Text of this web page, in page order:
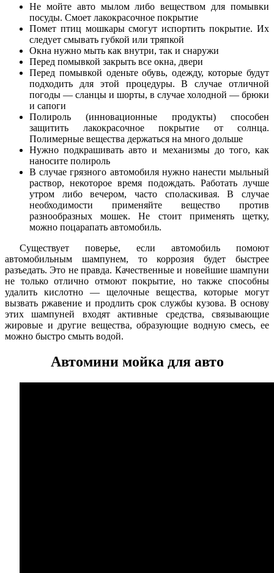
Не мойте авто мылом либо веществом для помывки
посуды. Смоет лакокрасочное покрытие
Помет птиц мошкары смогут испортить покрытие. Их
следует смывать губкой или тряпкой
Окна нужно мыть как внутри, так и снаружи
Перед помывкой закрыть все окна, двери
Перед помывкой оденьте обувь, одежду, которые будут
подходить для этой процедуры. В случае отличной
погоды — сланцы и шорты, в случае холодной — брюки
и сапоги
Полироль (инновационные продукты) способен
защитить лакокрасочное покрытие от солнца.
Полимерные вещества держаться на много дольше
Нужно подкрашивать авто и механизмы до того, как
наносите полироль
В случае грязного автомобиля нужно нанести мыльный
раствор, некоторое время подождать. Работать лучше
утром либо вечером, часто споласкивая. В случае
необходимости применяйте вещество против
разнообразных мошек. Не стоит применять щетку,
можно поцарапать автомобиль.
Существует поверье, если автомобиль помоют
автомобильным шампунем, то коррозия будет быстрее
разъедать. Это не правда. Качественные и новейшие шампуни
не только отлично отмоют покрытие, но также способны
удалить кислотно — щелочные вещества, которые могут
вызвать ржавение и продлить срок службы кузова. В основу
этих шампуней входят активные средства, связывающие
жировые и другие вещества, образующие водную смесь, ее
можно быстро смыть водой.
Автомини мойка для авто